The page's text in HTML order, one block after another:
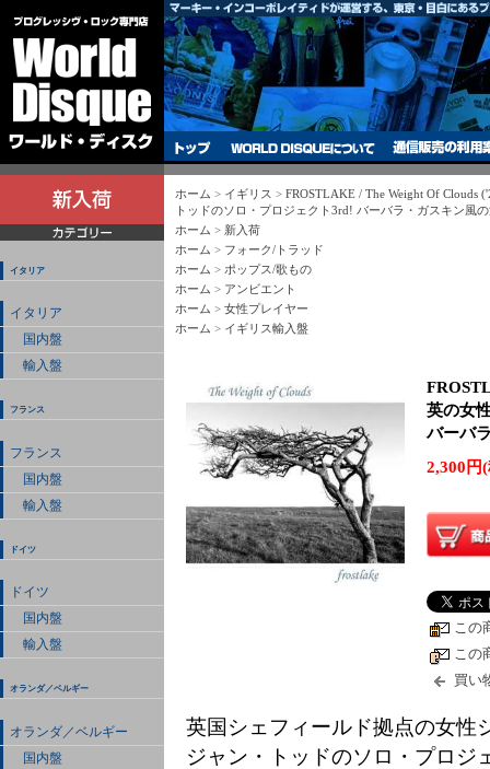
イタリア
イタリア
国内盤
輸入盤
フランス
フランス
国内盤
輸入盤
ドイツ
ドイツ
国内盤
輸入盤
オランダ／ベルギー
オランダ／ベルギー
国内盤
ホーム > イギリス > FROSTLAKE / The Weight Of Clouds
トッドのソロ・プロジェクト3rd! バーバラ・ガスキン風
ホーム > 新入荷
ホーム > フォーク/トラッド
ホーム > ポップス/歌もの
ホーム > アンビエント
ホーム > 女性プレイヤー
ホーム > イギリス輸入盤
英の女
バーバ
2,300円
この
この
買い
英国シェフィールド拠点の女性
ジャン・トッドのソロ・プロジ